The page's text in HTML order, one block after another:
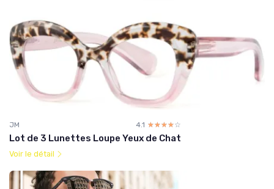
JM 4.1 ☆☆☆☆☆
★★★★★
Lot de 3 Lunettes Loupe Yeux de Chat
Voir le détail